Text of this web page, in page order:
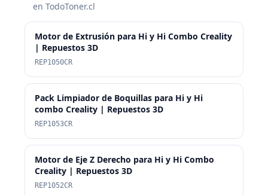
en TodoToner.cl
Motor de Extrusión para Hi y Hi Combo Creality
| Repuestos 3D
REP1050CR
Pack Limpiador de Boquillas para Hi y Hi
combo Creality | Repuestos 3D
REP1053CR
Motor de Eje Z Derecho para Hi y Hi Combo
Creality | Repuestos 3D
REP1052CR